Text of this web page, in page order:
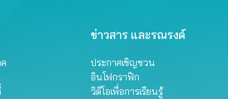
ข่าวสาร และรณรงค์
ประกาศเชิญชวน
อินโฟกราฟิก
วิดีโอเพื่อการเรียนรู้